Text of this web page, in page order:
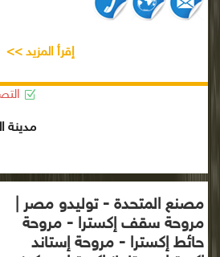
إقرأ المزيد >>
مدينة
مصنع المتحدة - توليدو مصر |
مروحة سقف إكسترا - مروحة
حائط إكسترا - مروحة إستاند